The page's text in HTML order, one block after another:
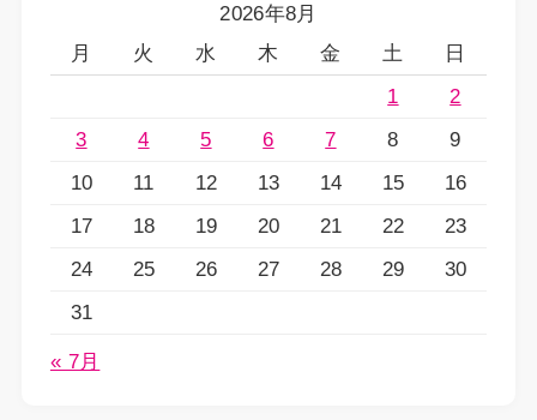
2026年8月
月
火 水 木 金 土
日
1
2
3
4 5 6 7 8
9
10
11 12 13 14 15
16
17
18 19 20 21 22
23
24
25 26 27 28 29
30
31
« 7月